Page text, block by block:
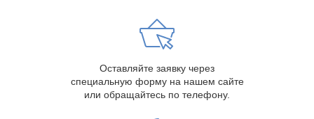
Оставляйте заявку через
специальную форму на нашем сайте
или обращайтесь по телефону.